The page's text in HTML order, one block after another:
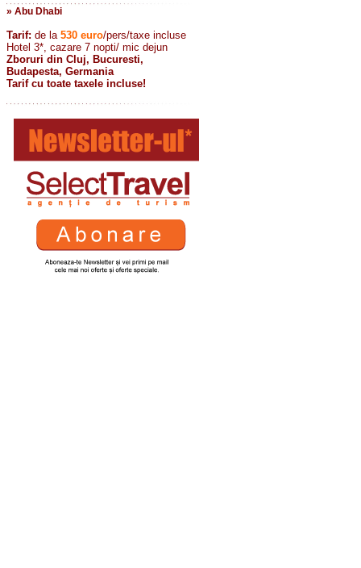
» Abu Dhabi
Tarif: de la 530 euro/pers/taxe incluse
Hotel 3*, cazare 7 nopti/ mic dejun
Zboruri din Cluj, Bucuresti,
Budapesta, Germania
Tarif cu toate taxele incluse!